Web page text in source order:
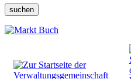
suchen